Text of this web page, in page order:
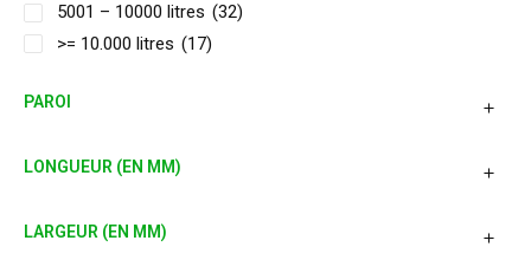
5001 – 10000 litres (32)
>= 10.000 litres (17)
PAROI
LONGUEUR (EN MM)
LARGEUR (EN MM)